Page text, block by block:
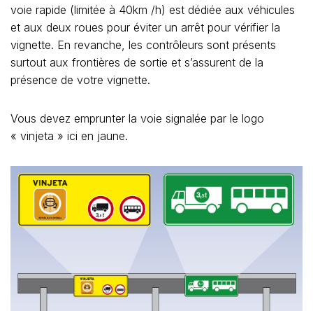
voie rapide (limitée à 40km /h) est dédiée aux véhicules
et aux deux roues pour éviter un arrêt pour vérifier la
vignette. En revanche, les contrôleurs sont présents
surtout aux frontières de sortie et s’assurent de la
présence de votre vignette.
Vous devez emprunter la voie signalée par le logo
« vinjeta » ici en jaune.